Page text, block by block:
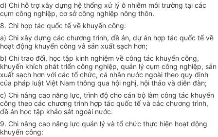
d) Chi hỗ trợ xây dựng hệ thống xử lý ô nhiễm môi trường tại các
cụm công nghiệp, cơ sở công nghiệp nông thôn.
8. Chi hợp tác quốc tế về khuyến công:
a) Chi xây dựng các chương trình, đề án, dự án hợp tác quốc tế về
hoạt động khuyến công và sản xuất sạch hơn;
b) Chi trao đổi, học tập kinh nghiệm về công tác khuyến công,
khuyến khích phát triển công nghiệp, quản lý cụm công nghiệp, sản
xuất sạch hơn với các tổ chức, cá nhân nước ngoài theo quy định
của pháp luật Việt Nam thông qua hội nghị, hội thảo và diễn đàn;
c) Chi nâng cao năng lực, trình độ cho cán bộ làm công tác khuyến
công theo các chương trình hợp tác quốc tế và các chương trình,
đề án học tập khảo sát ngoài nước.
9. Chi nâng cao năng lực quản lý và tổ chức thực hiện hoạt động
khuyến công: